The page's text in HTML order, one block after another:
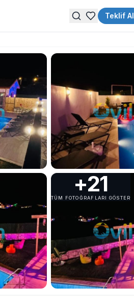
Teklif Al
+21
TÜM FOTOĞRAFLARI GÖSTER